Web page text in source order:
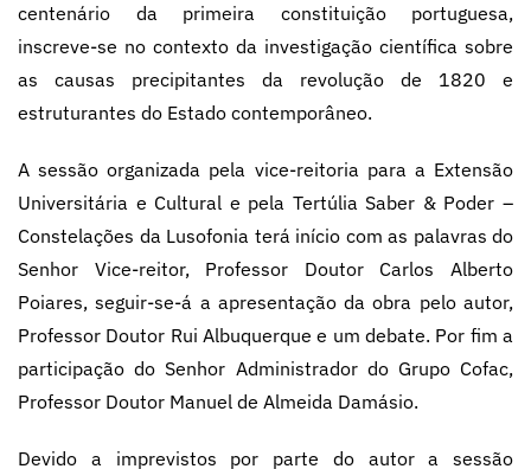
centenário da primeira constituição portuguesa,
inscreve-se no contexto da investigação científica sobre
as causas precipitantes da revolução de 1820 e
estruturantes do Estado contemporâneo.
A sessão organizada pela vice-reitoria para a Extensão
Universitária e Cultural e pela Tertúlia Saber & Poder –
Constelações da Lusofonia terá início com as palavras do
Senhor Vice-reitor, Professor Doutor Carlos Alberto
Poiares, seguir-se-á a apresentação da obra pelo autor,
Professor Doutor Rui Albuquerque e um debate. Por fim a
participação do Senhor Administrador do Grupo Cofac,
Professor Doutor Manuel de Almeida Damásio.
Devido a imprevistos por parte do autor a sessão